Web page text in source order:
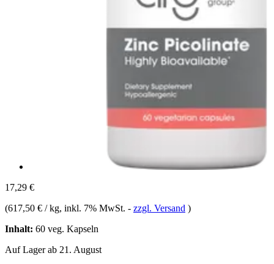
17,29 €
(617,50 € / kg, inkl. 7% MwSt. - zzgl. Versand )
Inhalt: 60 veg. Kapseln
Auf Lager ab 21. August